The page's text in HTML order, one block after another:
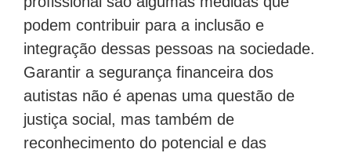
podem contribuir para a inclusão e
integração dessas pessoas na sociedade.
Garantir a segurança financeira dos
autistas não é apenas uma questão de
justiça social, mas também de
reconhecimento do potencial e das